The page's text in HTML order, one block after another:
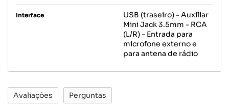
Interface
USB (traseiro) - Auxiliar
Mini Jack 3.5mm - RCA
(L/R) - Entrada para
microfone externo e
para antena de rádio
Avaliações Perguntas